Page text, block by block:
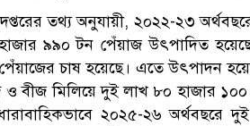
তথ্য অনুযায়ী, ২০২২-২৩
৯৯০ টন পেঁয়াজ উৎপাদিত
চাষ হয়েছে। এতে উৎপাদন
ও বীজ মিলিয়ে দুই লাখ ৮০ হাজার
২০২৫-২৬ অর্থবছরে